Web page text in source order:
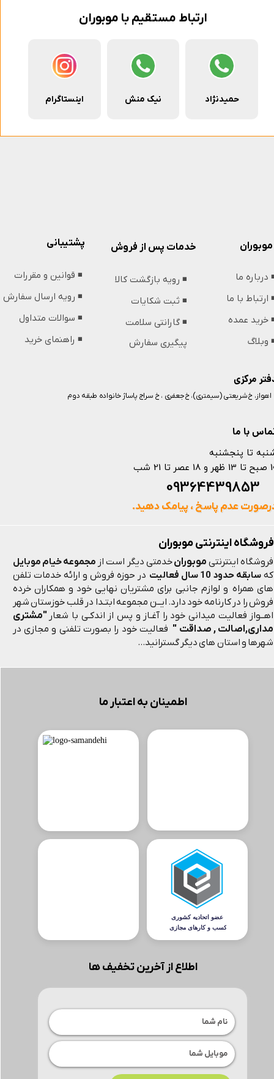
فروشگاه اینترنتی موبوران
فروشگاه اینترنتی موبورانخدمتی دیگر است از مجموعه خیام موبایل
که سابقه حدود 10 سال فعالیت
در حوزه فروش و ارائه خدمات تلفن
های همراه و لوازم جانبی برای مشتریان نهایی خود و همکاران خرده
فروش را در کارنامه خود دارد. ایــن مجموعه ابتـدا در قلب خوزستان شهر
اهــواز فعالیت میدانی خود را آغـاز و پس از اندکـی با شعار "مشتری
مداری,اصالت , صداقت " فعالیت خود را بصورت تلفنی و مجازی در
شهرها و استان های دیگر گسترانید...
اطمینان به اعتبار ما
اطلاع از آخرین تخفیف ها
ارتباط مستقیم با موبوران
حمیدنژاد نیک منش اینستاگرام
مرکزی
با ما
اهواز، خ شریعتی (سیمتری)، خ جعفری ، خ سراج پاساژ خانواده طبقه دوم
تا پنجشنبه
تا 21 شب
عدم پاسخ ، پیامک دهید.
پشتیبانی
◾️ قوانین و مقررات
◾️ رویه ارسال سفارش
◾️ سوالات متداول
◾️ راهنمای خرید
موبوران
درباره ما
ارتباط با ما
خرید عمده
وبلاگ
خدمات پس از فروش
◾️ رویه بازگشت کالا
◾️ ثبت شکایات
◾️ گارانتی سلامت
پیگیری سفارش